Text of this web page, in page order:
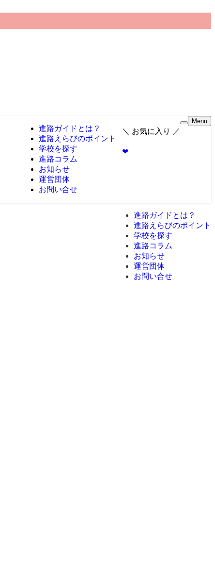
進路ガイドとは？
進路えらびのポイント
学校を探す
進路コラム
お知らせ
運営団体
お問い合せ
＼ お気に入り ／
❤︎
Menu
進路ガイドとは？
進路えらびのポイント
学校を探す
進路コラム
お知らせ
運営団体
お問い合せ